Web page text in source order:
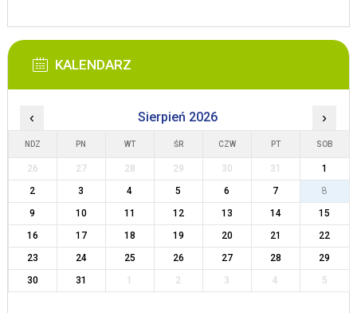
KALENDARZ
‹ Sierpień 2026 ›
NDZ PN WT ŚR CZW PT SOB
26 27 28 29 30 31
1
2
3 4 5 6 7
8
9
10 11 12 13 14
15
16
17 18 19 20 21
22
23
24 25 26 27 28
29
30
31 1 2 3 4 5